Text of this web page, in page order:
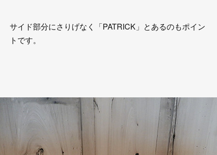
サイド部分にさりげなく「PATRICK」とあるのもポイン
トです。